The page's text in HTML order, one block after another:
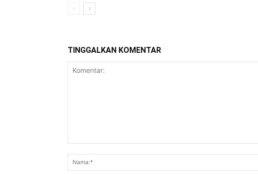
TINGGALKAN KOMENTAR